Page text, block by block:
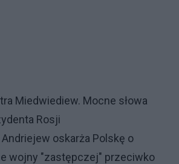
Miedwiediew. Mocne słowa
Rosji
oskarża Polskę o
wojny "zastępczej" przeciwko